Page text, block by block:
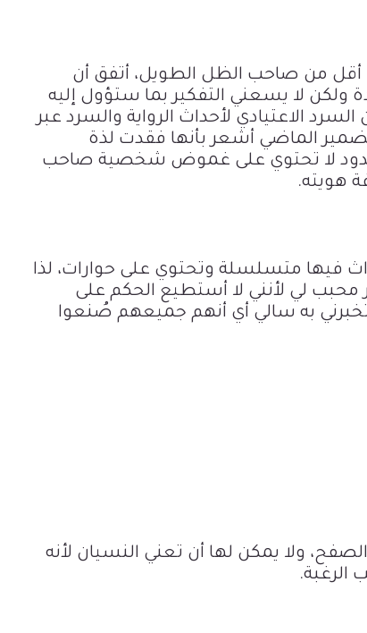
أقل من صاحب الظل الطويل، أتفق أن
لا يسعني التفكير بما ستؤول إليه
الاعتيادي لأحداث الرواية والسرد عبر
الماضي أشعر بأنها فقدت لذة
لا تحتوي على غموض شخصية صاحب
هويته.
فيها متسلسلة وتحتوي على حوارات، لذا
محبب لي لأنني لا أستطيع الحكم على
به سالي أي أنهم جميعهم صُنعوا
الصفح، ولا يمكن لها أن تعني النسيان لأنه